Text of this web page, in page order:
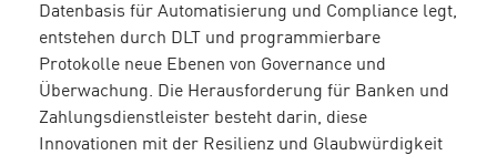
Datenbasis für Automatisierung und Compliance legt,
entstehen durch DLT und programmierbare
Protokolle neue Ebenen von Governance und
Überwachung. Die Herausforderung für Banken und
Zahlungsdienstleister besteht darin, diese
Innovationen mit der Resilienz und Glaubwürdigkeit